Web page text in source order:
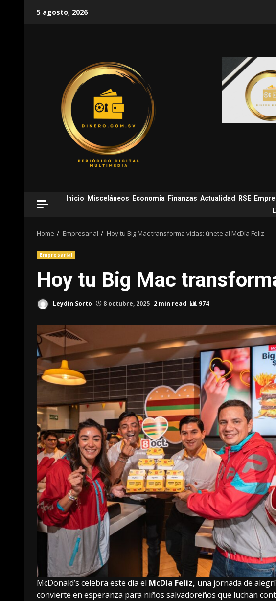
5 agosto, 2026
Inicio Misceláneos Economía Finanzas Actualidad RSE
Home Empresarial Hoy tu Big Mac transforma vidas: únete al McDía Feliz
Empresarial
Hoy tu Big Mac
Leydin Sorto 8 octubre, 2025 2 min read 974
McDonald’s celebra este día el McDía Feliz, una jornada de
convierte en esperanza para niños salvadoreños que luchan